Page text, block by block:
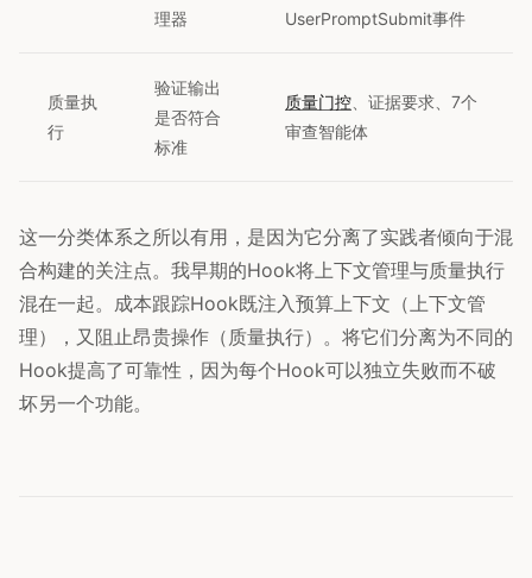
理器
UserPromptSubmit事件
质量执
行
验证输出
是否符合
标准
质量门控 、证据要求、7个
审查智能体
这一分类体系之所以有用，是因为它分离了实践者倾向于混
合构建的关注点。我早期的Hook将上下文管理与质量执行
混在一起。成本跟踪Hook既注入预算上下文（上下文管
理），又阻止昂贵操作（质量执行）。将它们分离为不同的
Hook提高了可靠性，因为每个Hook可以独立失败而不破
坏另一个功能。